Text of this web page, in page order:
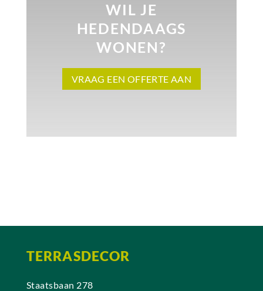
WIL JE
HEDENDAAGS
WONEN?
VRAAG EEN OFFERTE AAN
TERRASDECOR
Staatsbaan 278